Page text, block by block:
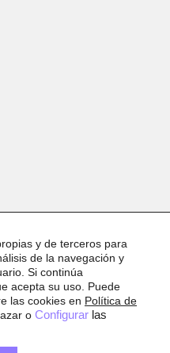
y de terceros para
de la navegación y
Si continúa
acepta su uso. Puede
las cookies en Política de
o Configurar las